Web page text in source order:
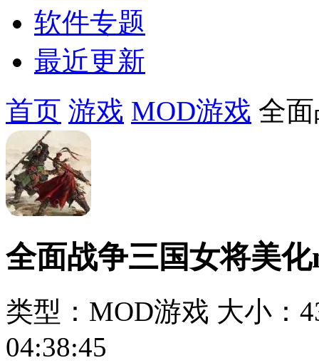
软件专题
最近更新
首页 游戏 MOD游戏 全
全面战争三国女将美化
类型：MOD游戏 大小：
04:38:45